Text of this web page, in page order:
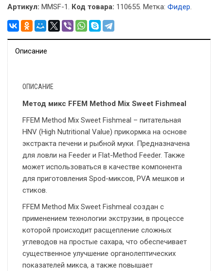
Артикул: MMSF-1. Код товара: 110655. Метка: Фидер.
Описание
ОПИСАНИЕ
Метод микс FFEM Method Mix Sweet Fishmeal
FFEM Method Mix Sweet Fishmeal – питательная
HNV (High Nutritional Value) прикормка на основе
экстракта печени и рыбной муки. Предназначена
для ловли на Feeder и Flat-Method Feeder. Также
может использоваться в качестве компонента
для приготовления Spod-миксов, PVA мешков и
стиков.
FFEM Method Mix Sweet Fishmeal создан с
применением технологии экструзии, в процессе
которой происходит расщепление сложных
углеводов на простые сахара, что обеспечивает
существенное улучшение органолептических
показателей микса, а также повышает